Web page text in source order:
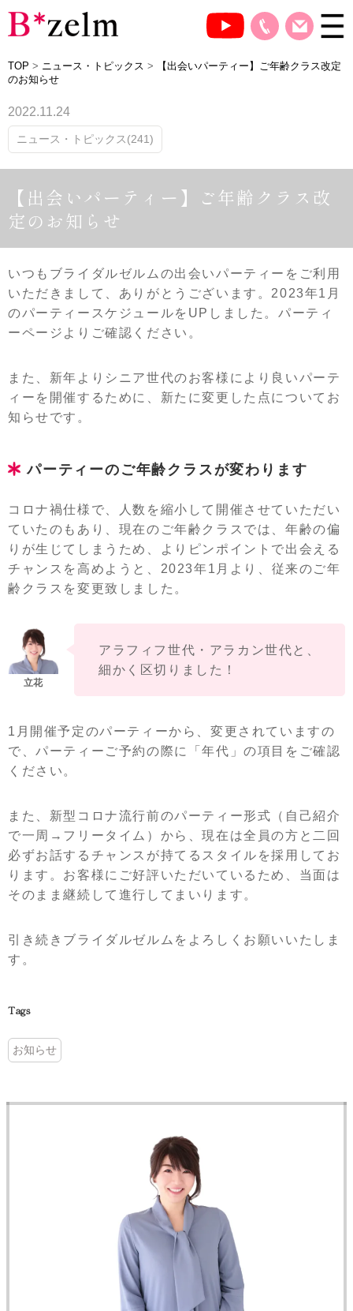
TOP > ニュース・トピックス >
【出会いパーティー】ご年齢クラス改定
のお知らせ
2022.11.24
ニュース・トピックス(241)
【出会いパーティー】ご年齢クラス改
定のお知らせ
いつもブライダルゼルムの出会いパーティーをご利用
いただきまして、ありがとうございます。2023年1月
のパーティースケジュールをUPしました。パーティ
ーページよりご確認ください。
また、新年よりシニア世代のお客様により良いパーテ
ィーを開催するために、新たに変更した点についてお
知らせです。
パーティーのご年齢クラスが変わります
コロナ禍仕様で、人数を縮小して開催させていただい
ていたのもあり、現在のご年齢クラスでは、年齢の偏
りが生じてしまうため、よりピンポイントで出会える
チャンスを高めようと、2023年1月より、従来のご年
齢クラスを変更致しました。
アラフィフ世代・アラカン世代と、
細かく区切りました！
1月開催予定のパーティーから、変更されていますの
で、パーティーご予約の際に「年代」の項目をご確認
ください。
また、新型コロナ流行前のパーティー形式（自己紹介
で一周→フリータイム）から、現在は全員の方と二回
必ずお話するチャンスが持てるスタイルを採用してお
ります。お客様にご好評いただいているため、当面は
そのまま継続して進行してまいります。
引き続きブライダルゼルムをよろしくお願いいたしま
す。
Tags
お知らせ